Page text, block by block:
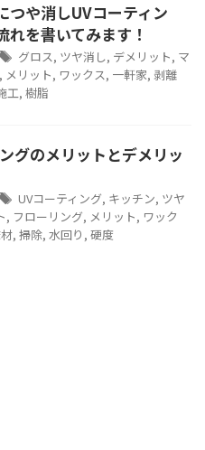
つや消しUVコーティン
れを書いてみます！
グロス, ツヤ消し, デメリット, マ
, メリット, ワックス, 一軒家, 剥離
工, 樹脂
グのメリットとデメリッ
UVコーティング, キッチン, ツヤ
, フローリング, メリット, ワック
, 掃除, 水回り , 硬度